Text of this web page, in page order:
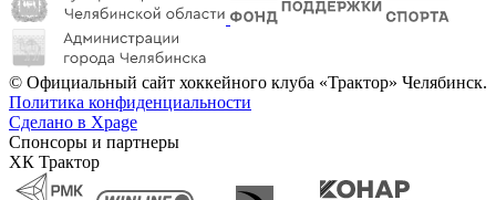
© Официальный сайт хоккейного клуба «Трактор» Челябинск.
Политика конфиденциальности
Сделано в Xpage
Спонсоры и партнеры
ХК Трактор